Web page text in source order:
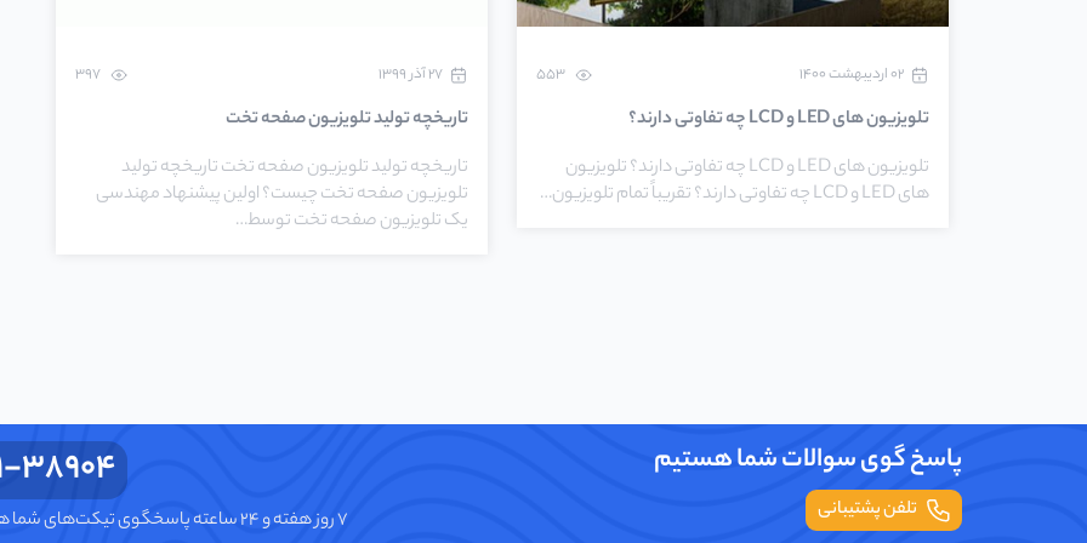
۰۲ اردیبهشت ۱۴۰۰
تلویزیون های LED و LCD چه تفاوتی دارند؟
تلویزیون های LED و LCD چه تفاوتی دارند؟ تلویزیون
های LED و LCD چه تفاوتی دارند؟ تقریباً تمام تلویزیون…
۲۷ آذر ۱۳۹۹
تاریخچه تولید تلویزیون صفحه تخت
تاریخچه تولید تلویزیون صفحه تخت تاریخچه تولید
تلویزیون صفحه تخت چیست؟ اولین پیشنهاد مهندسی
یک تلویزیون صفحه تخت توسط…
پاسخ گوی سوالات شما هستیم
تلفن پشتیبانی
38904
۷ روز هفته و ۲۴ ساعته پاسخگوی تیکت‌های شما هستیم.